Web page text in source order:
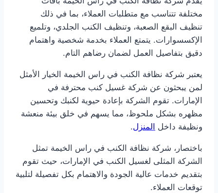
مختلفة تتناسب مع متطلبات العملاء، بما في ذلك
تنظيف البقع الصعبة، وتنظيف الكنب الجلدي، وتلميع
الإكسسوارات. يتمتع العملاء بخدمة شخصية واهتمام
دقيق بتفاصيل العمل لضمان رضاهم التام.
يعتبر شركة نظافة الكنب في راس الخيمة الخيار الأمثل
لمن يبحثون عن شركة غسيل كنب محترفة في
الإمارات. تقوم الشركة بإعادة حيوية لكنبك وتحسين
مظهره بشكل ملحوظ، مما يسهم في خلق بيئة منعشة
ونظيفة داخل المنزل.
باختصار، شركة نظافة الكنب في راس الخيمة تمثل
الشركة المثلى لغسيل الكنب في الإمارات، حيث تقوم
بتقديم خدمات عالية الجودة والاهتمام بكل تفصيلة لتلبية
توقعات العملاء.